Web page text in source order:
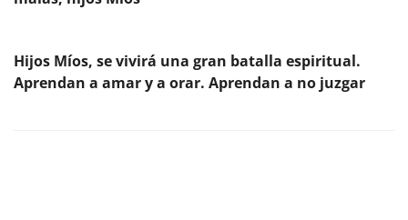
Hijos Míos, se vivirá una gran batalla espiritual.
Aprendan a amar y a orar. Aprendan a no juzgar